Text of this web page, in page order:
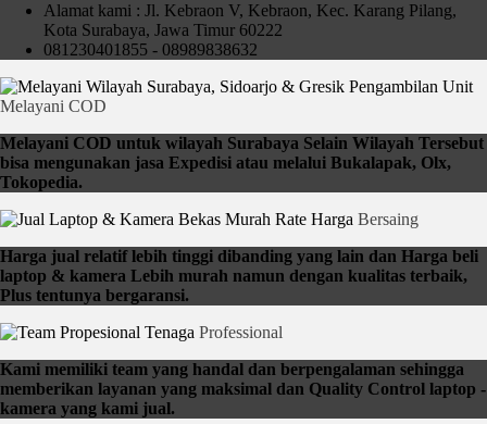
Alamat kami : Jl. Kebraon V, Kebraon, Kec. Karang Pilang,
Kota Surabaya, Jawa Timur 60222
081230401855 - 08989838632
Pengambilan Unit
Melayani COD
Melayani COD untuk wilayah Surabaya Selain Wilayah Tersebut
bisa mengunakan jasa Expedisi atau melalui Bukalapak, Olx,
Tokopedia.
Rate Harga Bersaing
Harga jual relatif lebih tinggi dibanding yang lain dan Harga beli
laptop & kamera Lebih murah namun dengan kualitas terbaik,
Plus tentunya bergaransi.
Tenaga Professional
Kami memiliki team yang handal dan berpengalaman sehingga
memberikan layanan yang maksimal dan Quality Control laptop -
kamera yang kami jual.